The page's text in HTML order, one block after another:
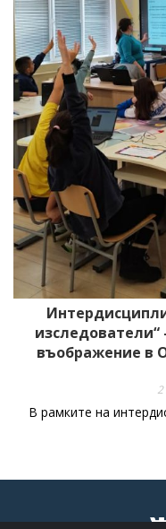
изследователи“
въображение в
В рамките на